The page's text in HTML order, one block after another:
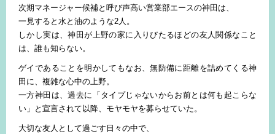
次期マネージャー候補と呼び声高い営業部エースの神田は、
一見すると水と油のような2人。
しかし実は、神田が上野の家に入りびたるほどの友人関係なこと
は、誰も知らない。
ゲイであることを明かしてもなお、無防備に距離を詰めてくる神
田に、複雑な心中の上野。
一方神田は、過去に「タイプじゃないからお前とは何も起こらな
い」と宣言されて以降、モヤモヤを募らせていた。
大切な友人として過ごす日々の中で、